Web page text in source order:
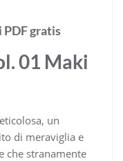
PDF gratis
01 Maki
un
di meraviglia e
che stranamente